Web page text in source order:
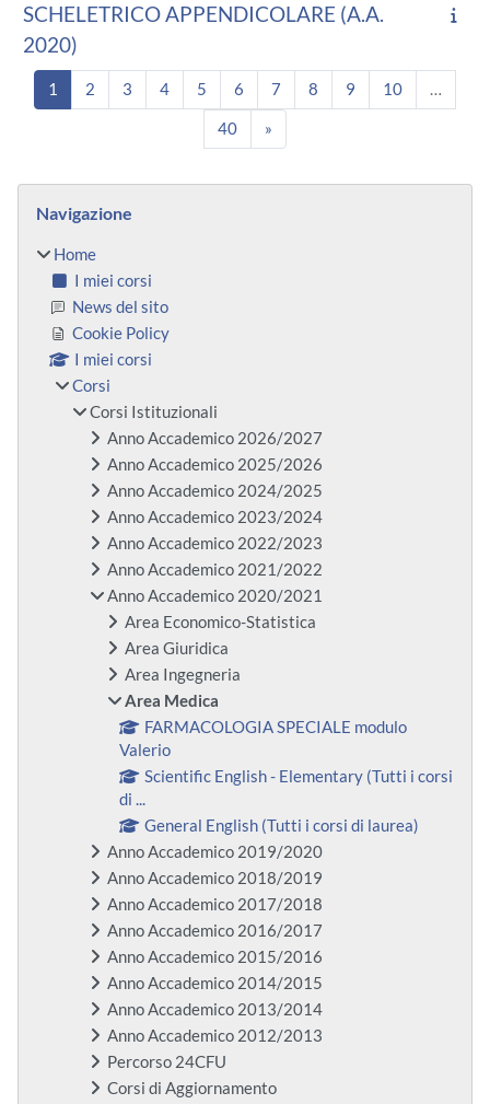
SCHELETRICO APPENDICOLARE (A.A.
2020)
1 Pagina 1
2 Pagina 2
3 Pagina 3
4Pagina 4
5 Pagina 5
6 Pagina 6
7 Pagina 7
8 Pagina 8
9 Pagina 9
10Pagina 10
…
40Pagina 40
»Pagina successiva
Blocchi
Navigazione
Home
I miei corsi
News del sito
Cookie Policy
I miei corsi
Corsi
Corsi Istituzionali
Anno Accademico 2026/2027
Anno Accademico 2025/2026
Anno Accademico 2024/2025
Anno Accademico 2023/2024
Anno Accademico 2022/2023
Anno Accademico 2021/2022
Anno Accademico 2020/2021
Area Economico-Statistica
Area Giuridica
Area Ingegneria
Area Medica
FARMACOLOGIA SPECIALE modulo
Valerio
Scientific English - Elementary (Tutti i corsi
di ...
General English (Tutti i corsi di laurea)
Anno Accademico 2019/2020
Anno Accademico 2018/2019
Anno Accademico 2017/2018
Anno Accademico 2016/2017
Anno Accademico 2015/2016
Anno Accademico 2014/2015
Anno Accademico 2013/2014
Anno Accademico 2012/2013
Percorso 24CFU
Corsi di Aggiornamento